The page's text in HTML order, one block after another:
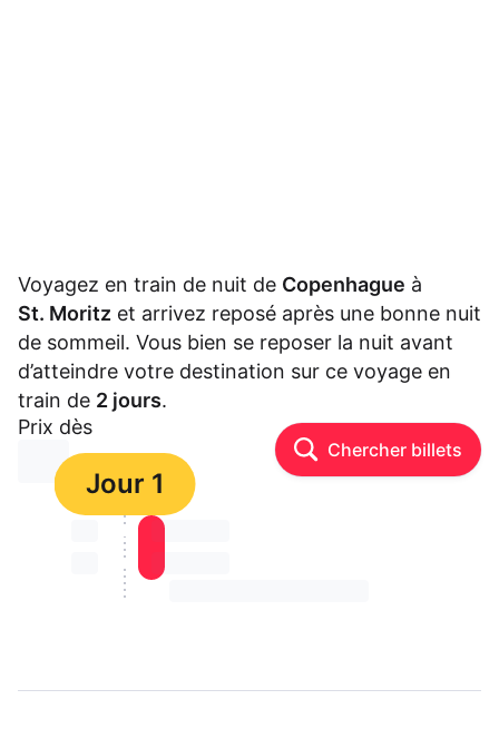
Voyagez en train de nuit de Copenhague à
St. Moritz et arrivez reposé après une bonne nuit
de sommeil. Vous bien se reposer la nuit avant
d’atteindre votre destination sur ce voyage en
train de 2 jours.
Prix dès
⏳⏳ Chercher billets
Jour 1
⏳⏳ ⏳ ⏳⏳
⏳⏳ ⏳ ⏳⏳